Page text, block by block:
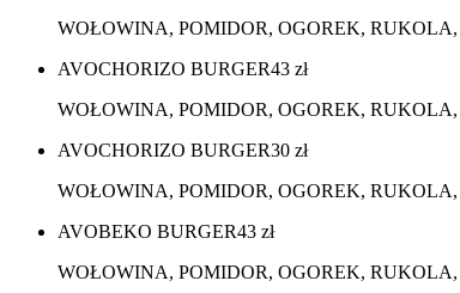
WOŁOWINA, POMIDOR, OGOREK,
AVOCHORIZO BURGER43 zł
WOŁOWINA, POMIDOR, OGOREK, RUKOLA,
AVOCHORIZO BURGER30 zł
WOŁOWINA, POMIDOR, OGOREK,
AVOBEKO BURGER43 zł
WOŁOWINA, POMIDOR, OGOREK, RUKOLA,